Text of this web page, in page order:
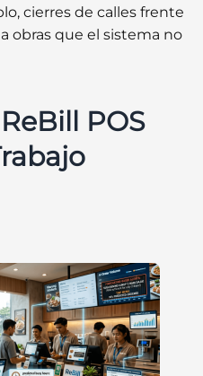
cierres de calles frente
obras que el sistema no
POS